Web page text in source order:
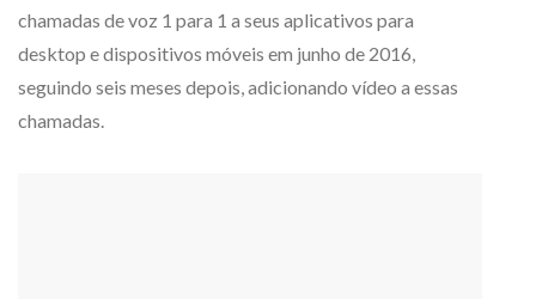
chamadas de voz 1 para 1 a seus aplicativos para
desktop e dispositivos móveis em junho de 2016,
seguindo seis meses depois, adicionando vídeo a essas
chamadas.